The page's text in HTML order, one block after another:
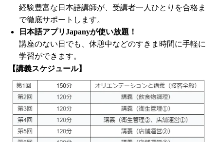
経験豊富な日本語講師が、受講者一人ひとりを合格ま
で徹底サポートします。
日本語アプリJapanyが使い放題！
講座のない日でも、休憩中などのすきま時間に手軽に
学習ができます。
【講義スケジュール】